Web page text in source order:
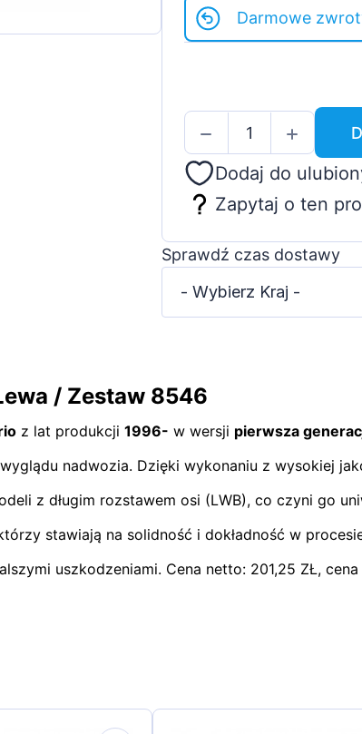
Darmowe
Dodaj do
Zapytaj o ten
Sprawdź czas dostawy
- Wybierz Kraj -
/ Zestaw 8546
z lat produkcji 1996- w wersji pierwsza
nadwozia. Dzięki wykonaniu z wysokiej
z długim rozstawem osi (LWB), co czyni go
stawiają na solidność i dokładność w
uszkodzeniami. Cena netto: 201,25 ZŁ,